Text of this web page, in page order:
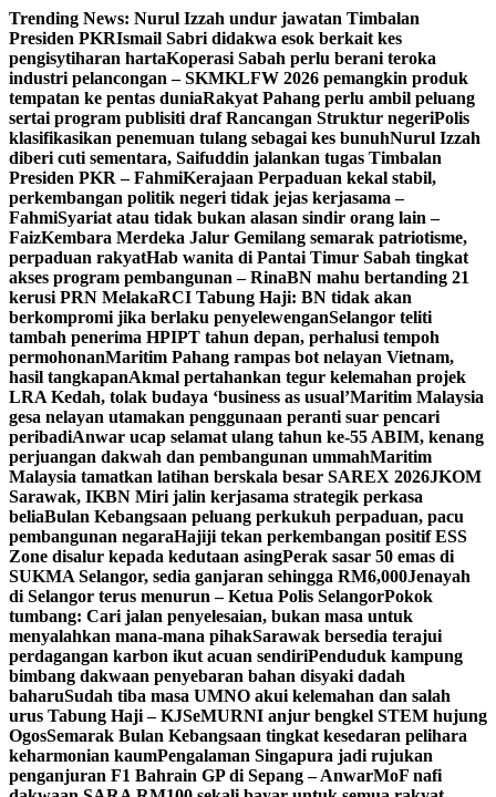
Skip
to
content
Trending News: Nurul Izzah undur jawatan Timbalan
Presiden PKRIsmail Sabri didakwa esok berkait kes
pengisytiharan hartaKoperasi Sabah perlu berani teroka
industri pelancongan – SKMKLFW 2026 pemangkin produk
tempatan ke pentas duniaRakyat Pahang perlu ambil peluang
sertai program publisiti draf Rancangan Struktur negeriPolis
klasifikasikan penemuan tulang sebagai kes bunuhNurul Izzah
diberi cuti sementara, Saifuddin jalankan tugas Timbalan
Presiden PKR – FahmiKerajaan Perpaduan kekal stabil,
perkembangan politik negeri tidak jejas kerjasama –
FahmiSyariat atau tidak bukan alasan sindir orang lain –
FaizKembara Merdeka Jalur Gemilang semarak patriotisme,
perpaduan rakyatHab wanita di Pantai Timur Sabah tingkat
akses program pembangunan – RinaBN mahu bertanding 21
kerusi PRN MelakaRCI Tabung Haji: BN tidak akan
berkompromi jika berlaku penyelewenganSelangor teliti
tambah penerima HPIPT tahun depan, perhalusi tempoh
permohonanMaritim Pahang rampas bot nelayan Vietnam,
hasil tangkapanAkmal pertahankan tegur kelemahan projek
LRA Kedah, tolak budaya ‘business as usual’Maritim Malaysia
gesa nelayan utamakan penggunaan peranti suar pencari
peribadiAnwar ucap selamat ulang tahun ke-55 ABIM, kenang
perjuangan dakwah dan pembangunan ummahMaritim
Malaysia tamatkan latihan berskala besar SAREX 2026JKOM
Sarawak, IKBN Miri jalin kerjasama strategik perkasa
beliaBulan Kebangsaan peluang perkukuh perpaduan, pacu
pembangunan negaraHajiji tekan perkembangan positif ESS
Zone disalur kepada kedutaan asingPerak sasar 50 emas di
SUKMA Selangor, sedia ganjaran sehingga RM6,000Jenayah
di Selangor terus menurun – Ketua Polis SelangorPokok
tumbang: Cari jalan penyelesaian, bukan masa untuk
menyalahkan mana-mana pihakSarawak bersedia terajui
perdagangan karbon ikut acuan sendiriPenduduk kampung
bimbang dakwaan penyebaran bahan disyaki dadah
baharuSudah tiba masa UMNO akui kelemahan dan salah
urus Tabung Haji – KJSeMURNI anjur bengkel STEM hujung
OgosSemarak Bulan Kebangsaan tingkat kesedaran pelihara
keharmonian kaumPengalaman Singapura jadi rujukan
penganjuran F1 Bahrain GP di Sepang – AnwarMoF nafi